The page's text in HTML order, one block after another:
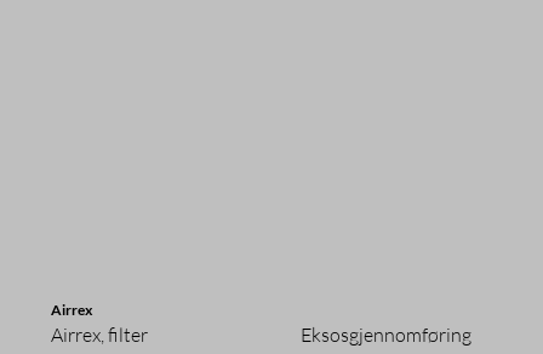
Airrex
Airrex, filter
Eksosgjennomføring